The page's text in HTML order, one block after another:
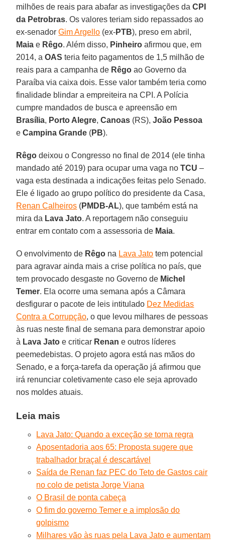
milhões de reais para abafar as investigações daCPI
da Petrobras. Os valores teriam sido repassados ao
ex-senadorGim Argello (ex-PTB), preso em abril,
Maia e Rêgo. Além disso, Pinheiro afirmou que, em
2014, aOAS teria feito pagamentos de 1,5 milhão de
reais para a campanha de Rêgo ao Governo da
Paraíba via caixa dois. Esse valor também teria como
finalidade blindar a empreiteira na CPI. A Polícia
cumpre mandados de busca e apreensão em
Brasília, Porto Alegre,Canoas (RS),João Pessoa
eCampina Grande (PB).
Rêgo deixou o Congresso no final de 2014 (ele tinha
mandado até 2019) para ocupar uma vaga noTCU –
vaga esta destinada a indicações feitas pelo Senado.
Ele é ligado ao grupo político do presidente da Casa,
Renan Calheiros (PMDB-AL), que também está na
mira da Lava Jato. A reportagem não conseguiu
entrar em contato com a assessoria de Maia.
O envolvimento de Rêgo na Lava Jato tem potencial
para agravar ainda mais a crise política no país, que
tem provocado desgaste no Governo de Michel
Temer. Ela ocorre uma semana após a Câmara
desfigurar o pacote de leis intitulado Dez Medidas
Contra a Corrupção, o que levou milhares de pessoas
às ruas neste final de semana para demonstrar apoio
à Lava Jato e criticar Renan e outros líderes
peemedebistas. O projeto agora está nas mãos do
Senado, e a força-tarefa da operação já afirmou que
irá renunciar coletivamente caso ele seja aprovado
nos moldes atuais.
Leia mais
Lava Jato: Quando a exceção se torna regra
Aposentadoria aos 65: Proposta sugere que
trabalhador braçal é descartável
Saída de Renan faz PEC do Teto de Gastos cair
no colo de petista Jorge Viana
O Brasil de ponta cabeça
O fim do governo Temer e a implosão do
golpismo
Milhares vão às ruas pela Lava Jato e aumentam